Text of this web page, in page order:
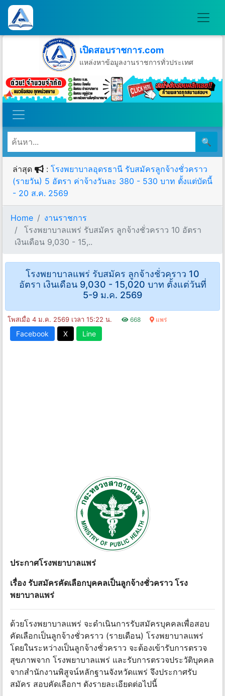
เปิดสอบราชการ.com
แหล่งหาข้อมูลงานราชการทั่วประเทศ
วันศุกร์ที่ 7 เดือนสิงหาคม พ.ศ.2569
🔍
ล่าสุด : โรงพยาบาลอุดรธานี รับสมัครลูกจ้างชั่วคราว
(รายวัน) 5 อัตรา ค่าจ้างวันละ 380 - 530 บาท ตั้งแต่บัดนี้
- 20 ส.ค. 2569
Home
งานราชการ
โรงพยาบาลแพร่ รับสมัคร ลูกจ้างชั่วคราว 10 อัตรา
เงินเดือน 9,030 - 15,..
โรงพยาบาลแพร่ รับสมัคร ลูกจ้างชั่วคราว 10
อัตรา เงินเดือน 9,030 - 15,020 บาท ตั้งแต่วันที่
5-9 ม.ค. 2569
โพสเมื่อ 4 ม.ค. 2569 เวลา 15:22 น. 668 แพร่
Facebook X Line
ประกาศโรงพยาบาลแพร่
เรื่อง รับสมัครคัดเลือกบุคคลเป็นลูกจ้างชั่วคราว โรง
พยาบาลแพร่
ด้วยโรงพยาบาลแพร่ จะดําเนินการรับสมัครบุคคลเพื่อสอบ
คัดเลือกเป็นลูกจ้างชั่วคราว (รายเดือน) โรงพยาบาลแพร่
โดยในระหว่างเป็นลูกจ้างชั่วคราว จะต้องเข้ารับการตรวจ
สุขภาพจาก โรงพยาบาลแพร่ และรับการตรวจประวัติบุคคล
จากสํานักงานพิสูจน์หลักฐานจังหวัดแพร่ จึงประกาศรับ
สมัคร สอบคัดเลือกฯ ดังรายละเอียดต่อไปนี้